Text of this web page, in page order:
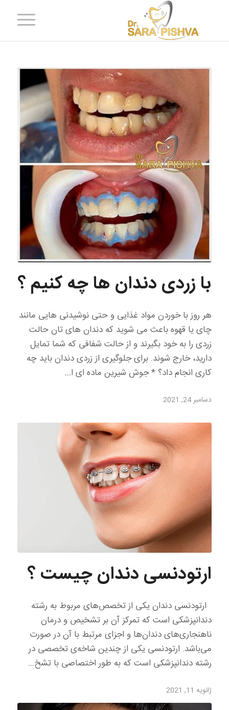
با زردی دندان ها چه کنیم ؟
هر روز با خوردن مواد غذایی و حتی نوشیدنی هایی مانند
چای یا قهوه باعث می شوید که دندان های تان حالت
زردی را به خود بگیرند و از حالت شفافی که شما تمایل
دارید، خارج شوند. برای جلوگیری از زردی دندان باید چه
کاری انجام داد؟ * جوش شیرین ماده ای ا…
دسامبر 24, 2021
ارتودنسی دندان چیست ؟
ارتودنسی دندان یکی از تخصص‌های مربوط به رشته
دندانپزشکی است که تمرکز آن بر تشخیص و درمان
ناهنجاری‌های دندان‌ها و اجزای مرتبط با آن در صورت
می‌باشد. ارتودنسی یکی از چندین شاخه‌ی تخصصی در
رشته دندانپزشکی است که به طور اختصاصی با تشخ…
ژانویه 11, 2021